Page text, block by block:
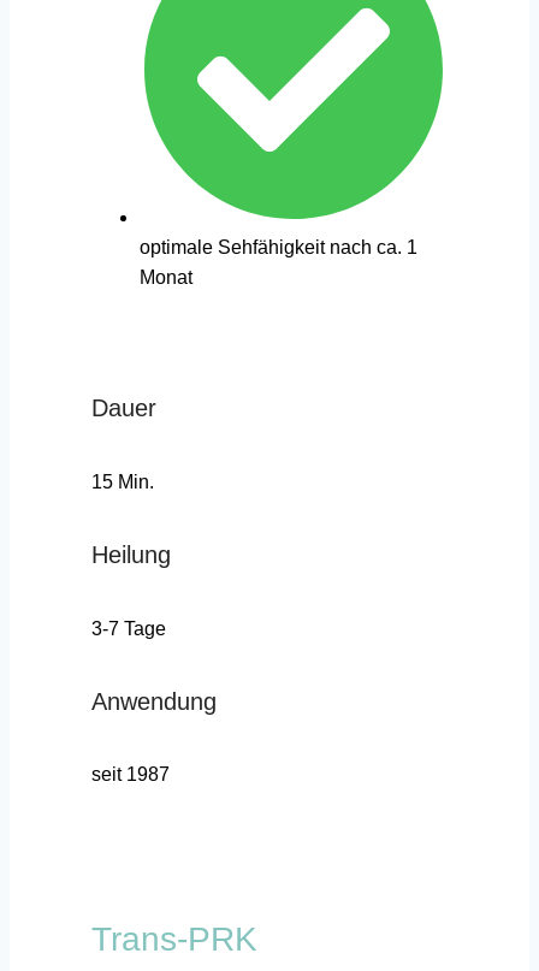
optimale Sehfähigkeit nach ca. 1
Monat
Dauer
15 Min.
Heilung
3-7 Tage
Anwendung
seit 1987
Trans-PRK